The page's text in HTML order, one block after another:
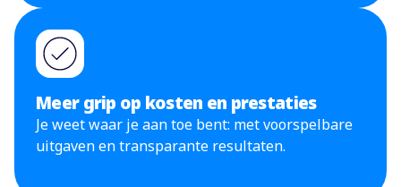
Meer grip op kosten en prestaties
Je weet waar je aan toe bent: met voorspelbare
uitgaven en transparante resultaten.